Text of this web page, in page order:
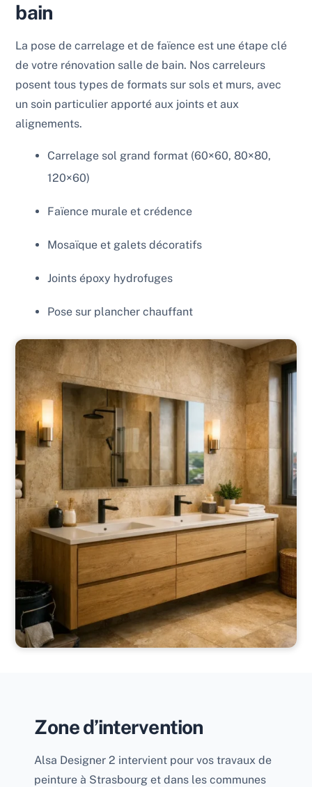
bain
La pose de carrelage et de faïence est une étape clé
de votre rénovation salle de bain. Nos carreleurs
posent tous types de formats sur sols et murs, avec
un soin particulier apporté aux joints et aux
alignements.
Carrelage sol grand format (60×60, 80×80,
120×60)
Faïence murale et crédence
Mosaïque et galets décoratifs
Joints époxy hydrofuges
Pose sur plancher chauffant
Zone d’intervention
Alsa Designer 2 intervient pour vos travaux de
peinture à Strasbourg et dans les communes